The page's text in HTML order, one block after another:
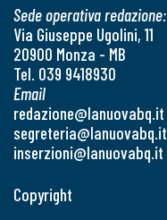
Sede operativa redazione:
Via Giuseppe Ugolini, 11
20900 Monza - MB
Tel. 039 9418930
Email
redazione@lanuovabq.it
segreteria@lanuovabq.it
inserzioni@lanuovabq.it
Copyright